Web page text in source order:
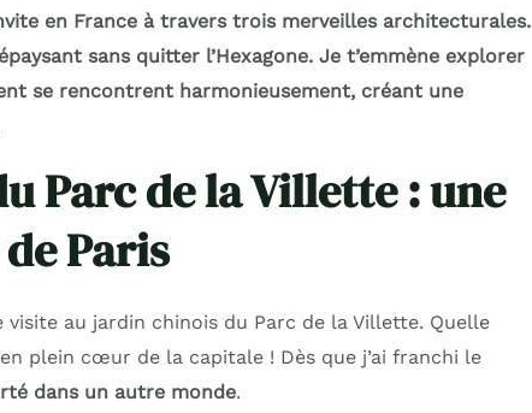
en France à travers trois merveilles architecturales.
sans quitter l’Hexagone. Je t’emmène explorer
se rencontrent harmonieusement, créant une
Parc de la Villette : une
Paris
au jardin chinois du Parc de la Villette. Quelle
plein cœur de la capitale ! Dès que j’ai franchi le
dans un autre monde.